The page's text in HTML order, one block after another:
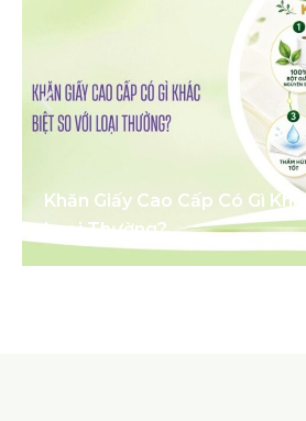
Khăn Giấy Cao Cấp Có Gì
Loại Thường?